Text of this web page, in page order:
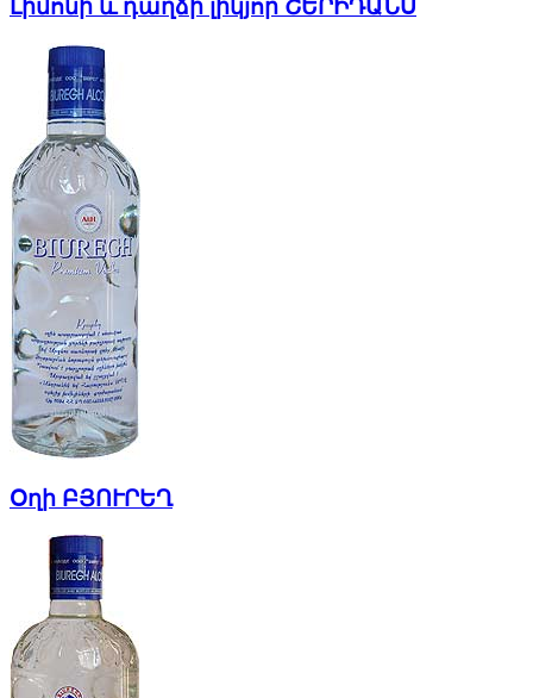
Լիմոնի և դաղձի լիկյոր ՇԵՐԻԴԱՆՍ
Օղի ԲՅՈՒՐԵՂ